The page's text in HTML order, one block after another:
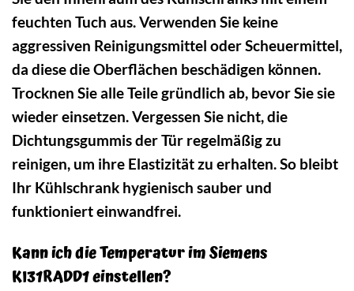
feuchten Tuch aus. Verwenden Sie keine
aggressiven Reinigungsmittel oder Scheuermittel,
da diese die Oberflächen beschädigen können.
Trocknen Sie alle Teile gründlich ab, bevor Sie sie
wieder einsetzen. Vergessen Sie nicht, die
Dichtungsgummis der Tür regelmäßig zu
reinigen, um ihre Elastizität zu erhalten. So bleibt
Ihr Kühlschrank hygienisch sauber und
funktioniert einwandfrei.
Kann ich die Temperatur im Siemens
KI31RADD1 einstellen?